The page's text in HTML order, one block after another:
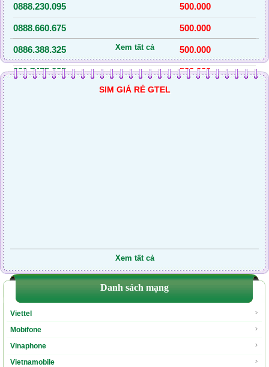
0971.810.441 499.000
0967.064.393 499.000
0964.351.393 499.000
0346.530.589 500.000
0888.230.095 500.000
0888.660.675 500.000
0886.388.325 500.000
091.7475.025 500.000
094200.3.6.98
Xem tất cả
SIM GIÁ RẺ GTEL
Xem tất cả
Danh sách mạng
Viettel
Mobifone
Vinaphone
Vietnamobile